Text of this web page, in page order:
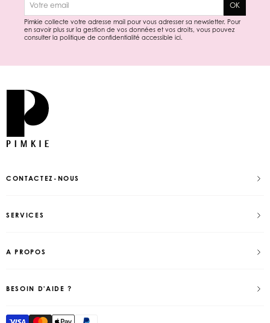
OK
Pimkie collecte votre adresse mail pour vous adresser sa newsletter. Pour
en savoir plus sur la gestion de vos données et vos droits, vous pouvez
consulter la politique de confidentialité accessible ici.
CONTACTEZ-NOUS
SERVICES
A PROPOS
BESOIN D'AIDE ?